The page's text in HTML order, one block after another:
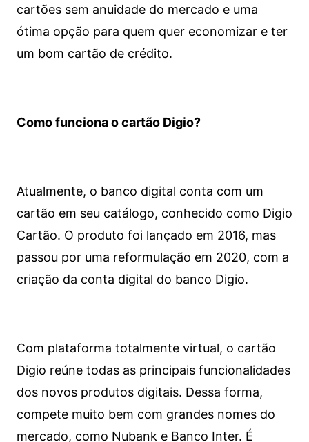
cartões sem anuidade do mercado e uma
ótima opção para quem quer economizar e ter
um bom cartão de crédito.
Como funciona o cartão Digio?
Atualmente, o banco digital conta com um
cartão em seu catálogo, conhecido como Digio
Cartão. O produto foi lançado em 2016, mas
passou por uma reformulação em 2020, com a
criação da conta digital do banco Digio.
Com plataforma totalmente virtual, o cartão
Digio reúne todas as principais funcionalidades
dos novos produtos digitais. Dessa forma,
compete muito bem com grandes nomes do
mercado, como Nubank e Banco Inter. É